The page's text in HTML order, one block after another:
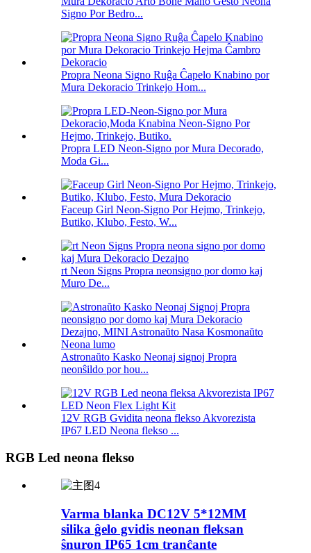
Signo Por Bedro...
Propra Neona Signo Ruĝa Ĉapelo Knabino por
Mura Dekoracio Trinkejo Hom...
Propra LED Neon-Signo por Mura Decorado,
Moda Gi...
Faceup Girl Neon-Signo Por Hejmo, Trinkejo,
Butiko, Klubo, Festo, W...
rt Neon Signs Propra neonsigno por domo kaj
Muro De...
Astronaŭto Kasko Neonaj signoj Propra
neonŝildo por hou...
12V RGB Gvidita neona flekso Akvorezista
IP67 LED Neona flekso ...
RGB Led neona flekso
Varma blanka DC12V 5*12MM
silika ĝelo gvidis neonan fleksan
ŝnuron IP65 1cm tranĉante